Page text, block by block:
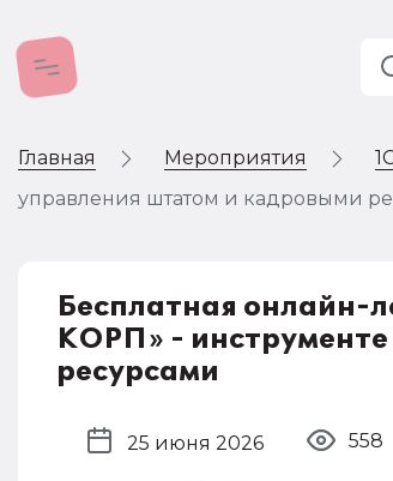
Главная Мероприятия
управления штатом и кадровыми
Бесплатная онлайн-
КОРП» -
ресурсами
25 июня 2026 558
Учет и
налогообложение